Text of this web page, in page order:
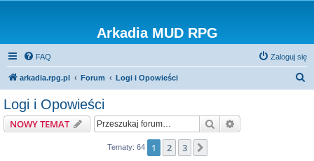
Arkadia MUD RPG
FAQ Zaloguj się
arkadia.rpg.pl Forum Logi i Opowieści
Logi i Opowieści
NOWY TEMAT Szukaj
Tematy: 64 1 2 3